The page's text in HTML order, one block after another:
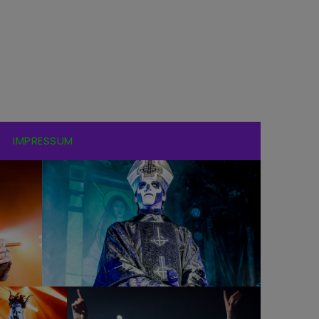
IMPRESSUM